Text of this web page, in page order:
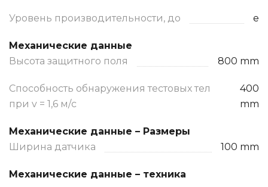
Уровень производительности, до e
Механические данные
Высота защитного поля
800 mm
Способность обнаружения тестовых тел
при v = 1,6 м/с
400
mm
Механические данные – Размеры
Ширина датчика
100 mm
Механические данные – техника